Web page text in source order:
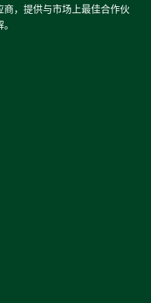
，提供与市场上最佳合作伙